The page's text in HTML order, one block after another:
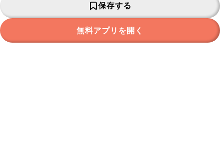
保存する
無料アプリを開く